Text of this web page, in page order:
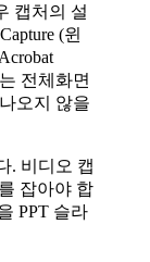
캡처의 설
(윈
전체화면
오지 않을
. 비디오 캡
잡아야 합
PPT 슬라